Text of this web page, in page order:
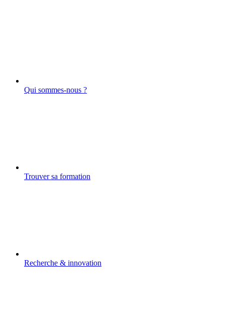
Qui sommes-nous ?
Trouver sa formation
Recherche & innovation